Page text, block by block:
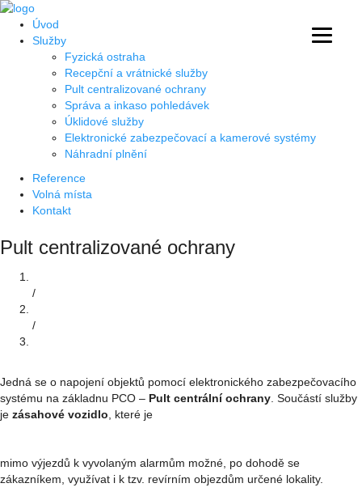
Úvod
Služby
Fyzická ostraha
Recepční a vrátnické služby
Pult centralizované ochrany
Správa a inkaso pohledávek
Úklidové služby
Elektronické zabezpečovací a kamerové systémy
Náhradní plnění
Reference
Volná místa
Kontakt
Pult centralizované ochrany
/
/
Jedná se o napojení objektů pomocí elektronického zabezpečovacího
systému na základnu PCO – Pult centrální ochrany . Součástí služby
je zásahové vozidlo , které je
mimo výjezdů k vyvolaným alarmům možné, po dohodě se
zákazníkem, využívat i k tzv. revírním objezdům určené lokality.